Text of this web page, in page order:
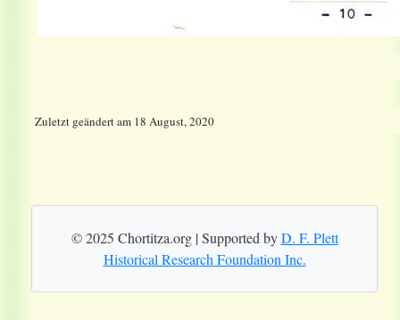
Zuletzt geändertam 18 August, 2020
© 2025 Chortitza.org | Supported byD. F. Plett
Historical Research Foundation Inc.